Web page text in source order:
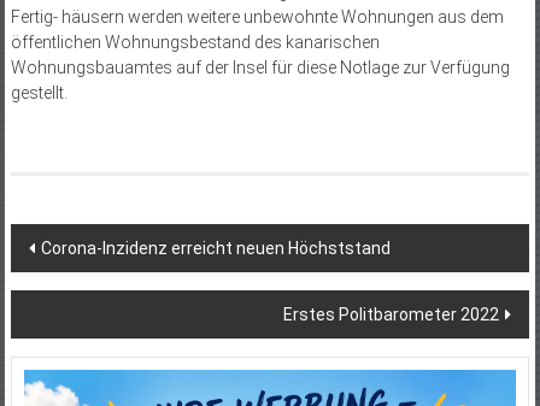
Fertig- häusern werden weitere unbewohnte Wohnungen aus dem
öffentlichen Wohnungsbestand des kanarischen
Wohnungsbauamtes auf der Insel für diese Notlage zur Verfügung
gestellt.
Beitragsnavigation
Corona-Inzidenz erreicht neuen Höchststand
Erstes Politbarometer 2022